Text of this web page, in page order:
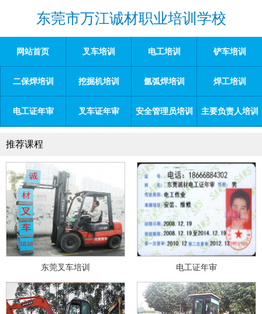
东莞市万江诚材职业培训学校
网站首页 叉车培训 电工培训 铲车培训
二保焊培训 挖掘机培训 氩弧焊培训 焊工培训
电工证年审 叉车证年审 安全管理员培训 主要负责人培训
推荐课程
东莞叉车培训 电工证年审